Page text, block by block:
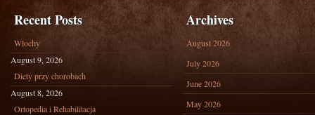
Recent Posts
Włochy
August 9, 2026
Diety przy chorobach
August 8, 2026
Ortopedia i Rehabilitacja
Archives
August 2026
July 2026
June 2026
May 2026